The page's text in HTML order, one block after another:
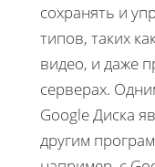
сохранять и
типов, таких
видео, и даже
серверах.
Google Диска
другим